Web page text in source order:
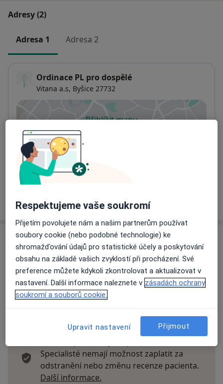
Adresy (2)
Adresa 1 Adresa 2
Ordinace PL pro dospělé
Vitana a.s, Byšice 27732
Přiblížit mapu
Dostupnost
Na této adrese online kalendář není aktivní
Co mám v takové situaci udělat?
o adrese
Názory
Přidejte svůj názor
Specialisté nemají možnost zaplatit za
odstranění nebo změnu recenze pacienta.
Další informace.
Respektujeme vaše soukromí
Přijetím povolujete nám a našim partnerům používat
soubory cookie (nebo podobné technologie) ke
shromažďování údajů pro statistické účely a poskytování
obsahu na základě vašich zvyklostí při procházení. Své
preference můžete kdykoli zkontrolovat a aktualizovat v
nastavení. Další informace naleznete v zásadách ochrany
soukromí a souborů cookie.
Upravit nastavení Přijmout